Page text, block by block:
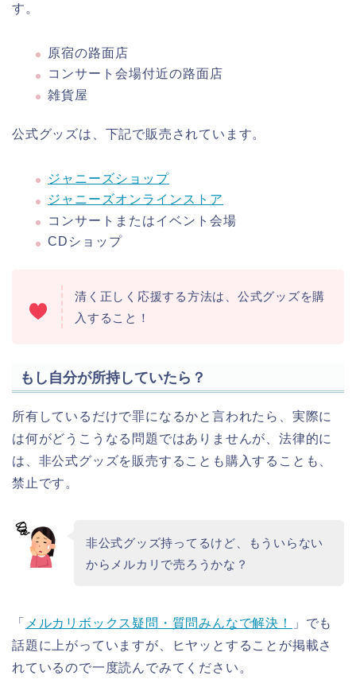
す。
原宿の路面店
コンサート会場付近の路面店
雑貨屋
公式グッズは、下記で販売されています。
ジャニーズショップ
ジャニーズオンラインストア
コンサートまたはイベント会場
CDショップ
清く正しく応援する方法は、公式グッズを購
入すること！
もし自分が所持していたら？
所有しているだけで罪になるかと言われたら、実際に
は何がどうこうなる問題ではありませんが、法律的に
は、非公式グッズを販売することも購入することも、
禁止です。
非公式グッズ持ってるけど、もういらない
からメルカリで売ろうかな？
「 メルカリボックス疑問・質問みんなで解決！
」でも
話題に上がっていますが、ヒヤッとすることが掲載さ
れているので一度読んでみてください。